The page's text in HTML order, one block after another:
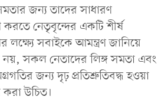
জন্য তাদের সাধারণ
করতে নেতৃবৃন্দের একটি শীর্ষ
লক্ষ্যে সবাইকে আমন্ত্রণ জানিয়ে
সকল নেতাদের লিঙ্গ সমতা এবং
জন্য দৃঢ় প্রতিশ্রুতিবদ্ধ হওয়া
উচিত।